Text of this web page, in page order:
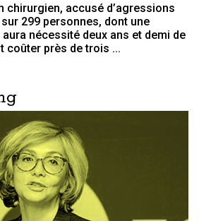
chirurgien, accusé d’agressions
299 personnes, dont une
nécessité deux ans et demi de
coûter près de trois ...